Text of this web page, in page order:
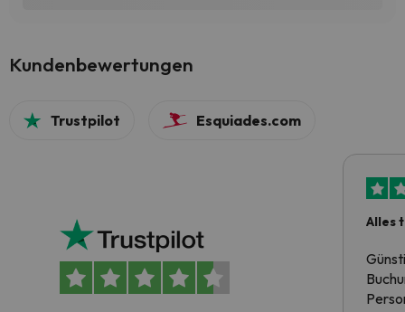
Kundenbewertungen
Trustpilot Esquiades.com
Alles